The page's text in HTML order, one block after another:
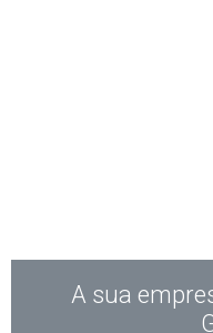
A sua